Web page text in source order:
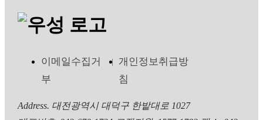
이메일수집거
부
개인정보취급방
침
Address. 대전광역시 대덕구 한밭대로 1027